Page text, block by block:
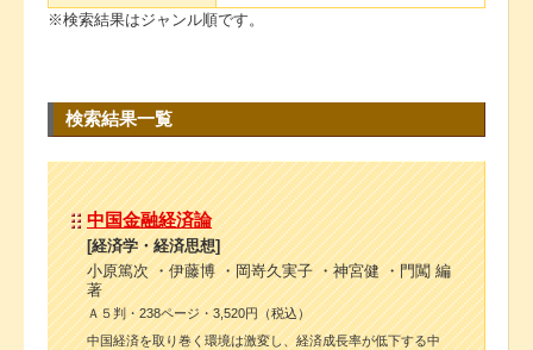
※検索結果はジャンル順です。
検索結果一覧
中国金融経済論
[経済学・経済思想]
小原篤次 ・伊藤博 ・岡嵜久実子 ・神宮健 ・門闖 編
著
Ａ５判・238ページ・3,520円（税込）
中国経済を取り巻く環境は激変し、経済成長率が低下する中